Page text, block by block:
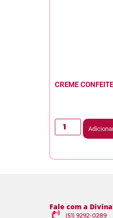
CREME
Fale com a
(51) 9292-0289